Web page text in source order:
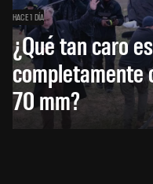
HACE 1 DÍA
¿Qué tan caro
completamente
70 mm?